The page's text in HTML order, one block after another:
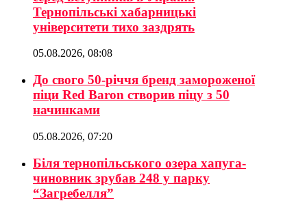
Тернопільські хабарницькі
університети тихо заздрять
05.08.2026, 08:08
До свого 50-річчя бренд замороженої
піци Red Baron створив піцу з 50
начинками
05.08.2026, 07:20
Біля тернопільського озера хапуга-
чиновник зрубав 248 у парку
“Загребелля”